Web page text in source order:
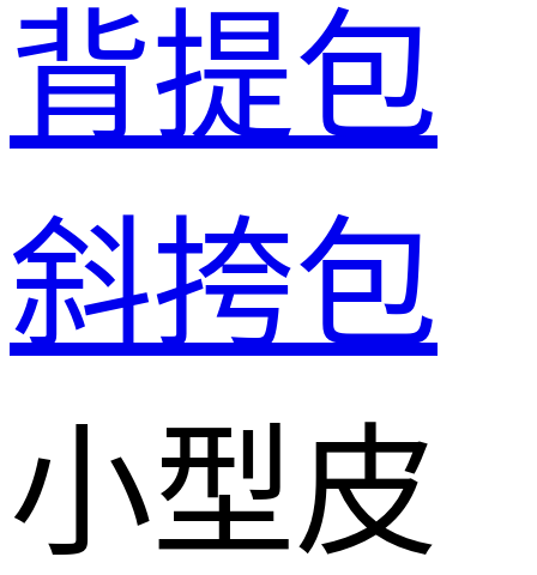
背提包
斜挎包
小型皮